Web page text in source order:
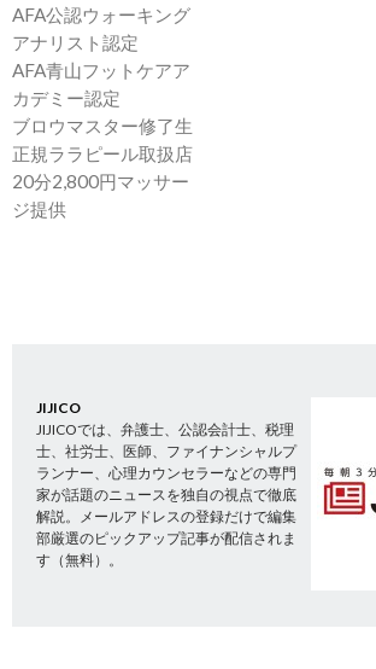
AFA公認ウォーキング
アナリスト認定
AFA青山フットケアア
カデミー認定
ブロウマスター修了生
正規ララピール取扱店
20分2,800円マッサー
ジ提供
JIJICO
JIJICOでは、弁護士、公認会計士、税理
士、社労士、医師、ファイナンシャルプ
ランナー、心理カウンセラーなどの専門
家が話題のニュースを独自の視点で徹底
解説。メールアドレスの登録だけで編集
部厳選のピックアップ記事が配信されま
す（無料）。